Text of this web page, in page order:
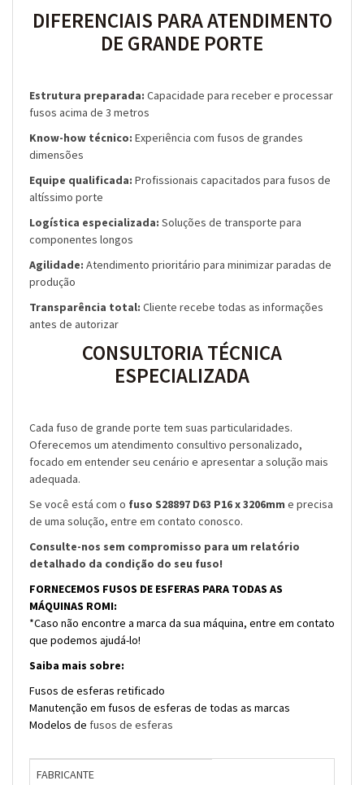
DIFERENCIAIS PARA ATENDIMENTO
DE GRANDE PORTE
Estrutura preparada: Capacidade para receber e processar
fusos acima de 3 metros
Know-how técnico: Experiência com fusos de grandes
dimensões
Equipe qualificada: Profissionais capacitados para fusos de
altíssimo porte
Logística especializada: Soluções de transporte para
componentes longos
Agilidade: Atendimento prioritário para minimizar paradas de
produção
Transparência total: Cliente recebe todas as informações
antes de autorizar
CONSULTORIA TÉCNICA
ESPECIALIZADA
Cada fuso de grande porte tem suas particularidades.
Oferecemos um atendimento consultivo personalizado,
focado em entender seu cenário e apresentar a solução mais
adequada.
Se você está com o fuso S28897 D63 P16 x 3206mm e precisa
de uma solução, entre em contato conosco.
Consulte-nos sem compromisso para um relatório
detalhado da condição do seu fuso!
FORNECEMOS FUSOS DE ESFERAS PARA TODAS AS
MÁQUINAS ROMI:
*Caso não encontre a marca da sua máquina, entre em contato
que podemos ajudá-lo!
Saiba mais sobre:
Fusos de esferas retificado
Manutenção em fusos de esferas de todas as marcas
Modelos de fusos de esferas
FABRICANTE